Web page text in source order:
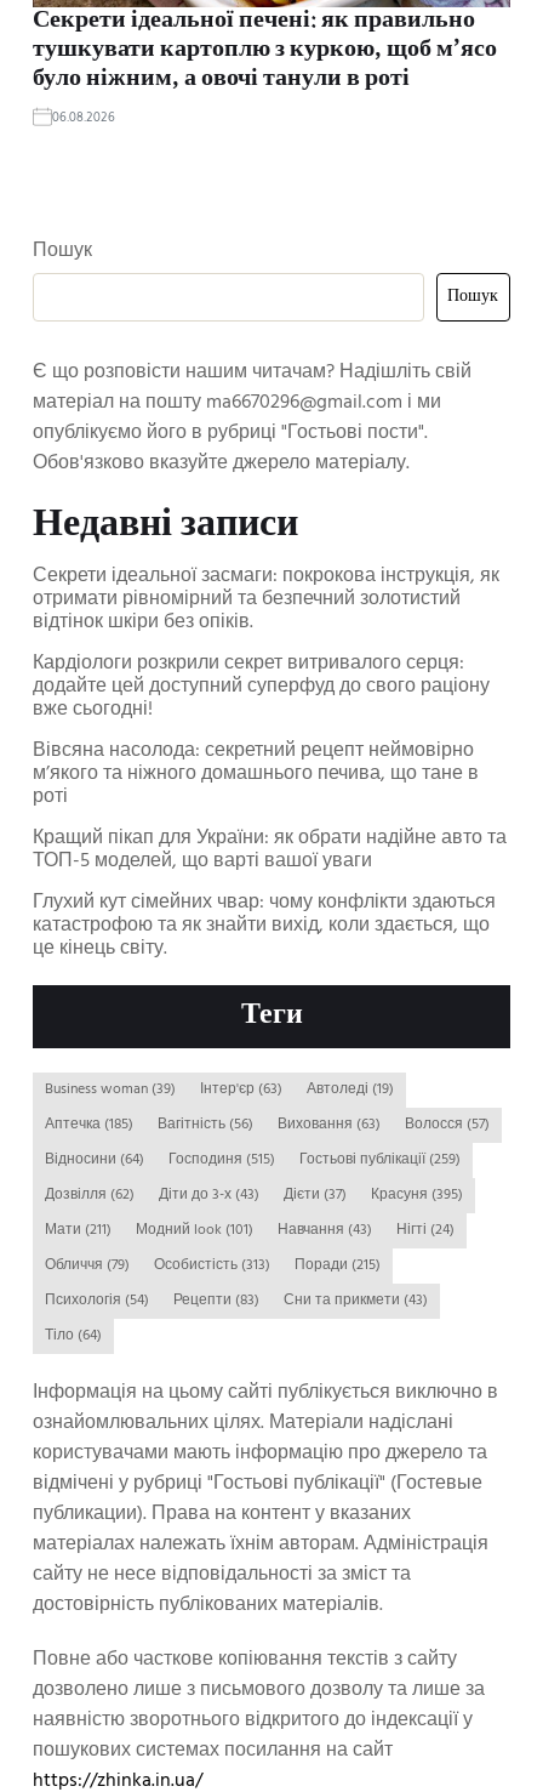
Секрети ідеальної печені: як правильно
тушкувати картоплю з куркою, щоб м’ясо
було ніжним, а овочі танули в роті
06.08.2026
Пошук
Пошук
Є що розповісти нашим читачам? Надішліть свій
матеріал на поштуma6670296@gmail.com і ми
опублікуємо його в рубриці "Гостьові пости".
Обов'язково вказуйте джерело матеріалу.
Недавні записи
Секрети ідеальної засмаги: покрокова інструкція, як
отримати рівномірний та безпечний золотистий
відтінок шкіри без опіків.
Кардіологи розкрили секрет витривалого серця:
додайте цей доступний суперфуд до свого раціону
вже сьогодні!
Вівсяна насолода: секретний рецепт неймовірно
м’якого та ніжного домашнього печива, що тане в
роті
Кращий пікап для України: як обрати надійне авто та
ТОП-5 моделей, що варті вашої уваги
Глухий кут сімейних чвар: чому конфлікти здаються
катастрофою та як знайти вихід, коли здається, що
це кінець світу.
Теги
Business woman (39) Інтер'єр (63) Автоледі (19)
Аптечка (185) Вагітність (56) Виховання (63) Волосся (57)
Відносини (64) Господиня (515) Гостьові публікації(259)
Дозвілля (62) Діти до 3-х (43) Дієти (37) Красуня (395)
Мати (211) Модний look (101) Навчання (43) Нігті (24)
Обличчя (79) Особистість (313) Поради (215)
Психологія (54) Рецепти (83) Сни та прикмети (43)
Тіло (64)
Інформація на цьому сайті публікується виключно в
ознайомлювальних цілях. Матеріали надіслані
користувачами мають інформацію про джерело та
відмічені у рубриці "Гостьові публікації" (Гостевые
публикации). Права на контент у вказаних
матеріалах належать їхнім авторам. Адміністрація
сайту не несе відповідальності за зміст та
достовірність публікованих матеріалів.
Повне або часткове копіювання текстів з сайту
дозволено лише з письмового дозволу та лише за
наявністю зворотнього відкритого до індексації у
пошукових системах посилання на сайт
https://zhinka.in.ua/